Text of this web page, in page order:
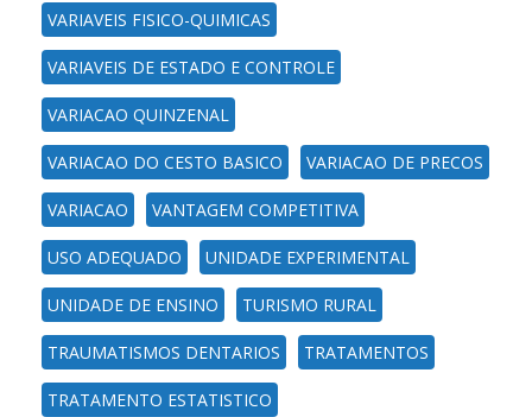
VARIAVEIS FISICO-QUIMICAS
VARIAVEIS DE ESTADO E CONTROLE
VARIACAO QUINZENAL
VARIACAO DO CESTO BASICO VARIACAO DE PRECOS
VARIACAO VANTAGEM COMPETITIVA
USO ADEQUADO UNIDADE EXPERIMENTAL
UNIDADE DE ENSINO TURISMO RURAL
TRAUMATISMOS DENTARIOS TRATAMENTOS
TRATAMENTO ESTATISTICO